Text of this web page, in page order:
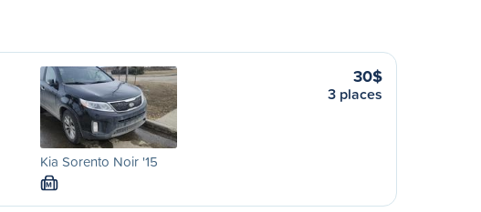
Kia Sorento Noir '15
M
30$
3 places